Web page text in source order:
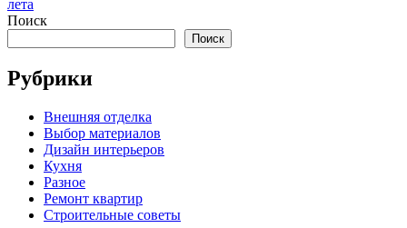
лета
Поиск
Поиск
Рубрики
Внешняя отделка
Выбор материалов
Дизайн интерьеров
Кухня
Разное
Ремонт квартир
Строительные советы